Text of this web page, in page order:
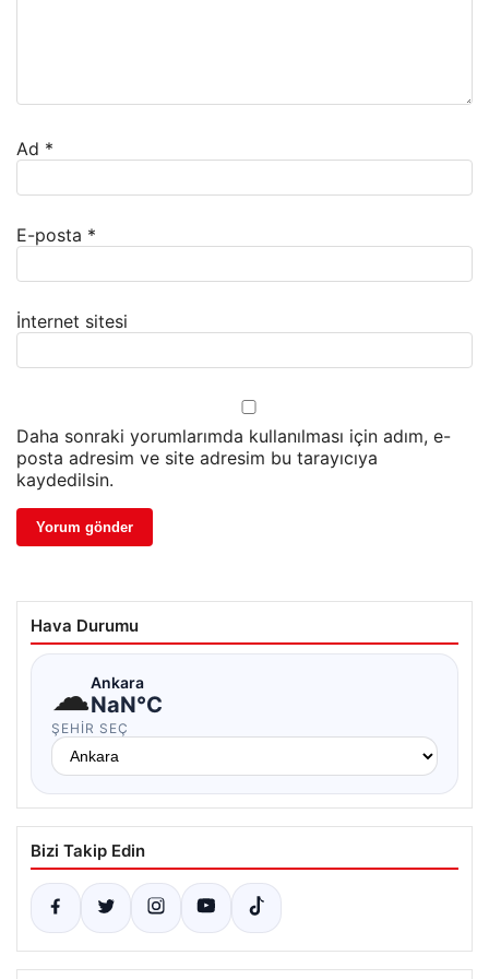
Ad *
E-posta *
İnternet sitesi
Daha sonraki yorumlarımda kullanılması için adım, e-
posta adresim ve site adresim bu tarayıcıya
kaydedilsin.
Hava Durumu
☁Ankara
NaN°C
ŞEHIR SEÇ
Bizi Takip Edin